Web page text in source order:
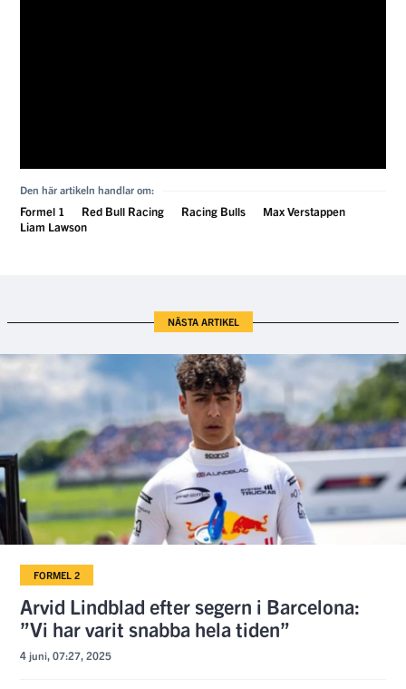
Den här artikeln handlar om:
Formel 1 Red Bull Racing Racing Bulls
Max Verstappen
Liam Lawson
NÄSTA ARTIKEL
FORMEL 2
Arvid Lindblad efter segern i Barcelona:
”Vi har varit snabba hela tiden”
4 juni, 07:27, 2025